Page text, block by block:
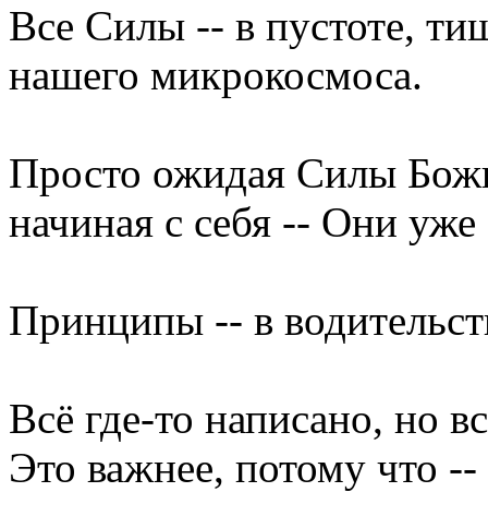
Все Силы -- в пустоте,
нашего микрокосмоса.
Просто ожидая Силы
начиная с себя -- Они уже
Принципы -- в
Всё где-то написано, но
Это важнее, потому что